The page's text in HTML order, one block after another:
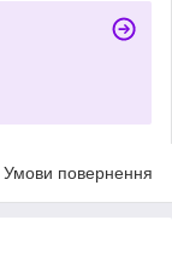
Умови повернення